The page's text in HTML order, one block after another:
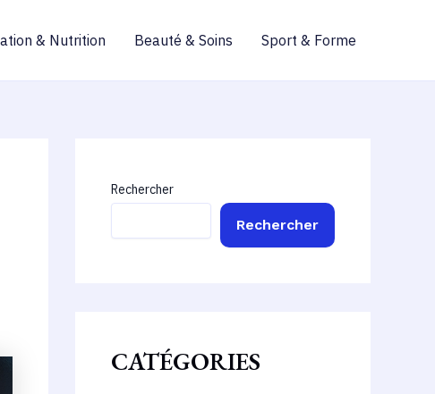
& Nutrition Beauté & Soins Sport & Forme
Rechercher
Rechercher
CATÉGORIES